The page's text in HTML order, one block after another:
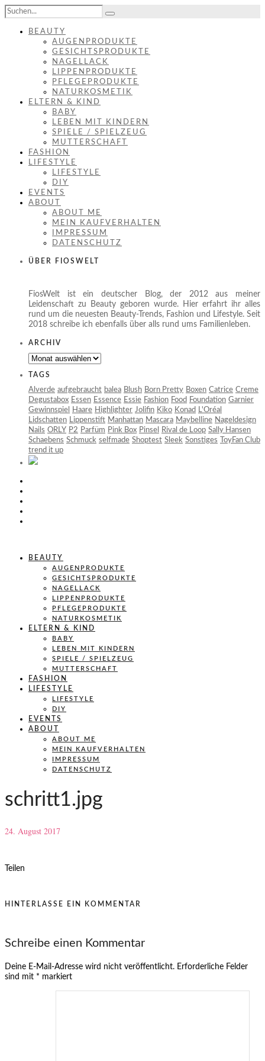
BEAUTY
AUGENPRODUKTE
GESICHTSPRODUKTE
NAGELLACK
LIPPENPRODUKTE
PFLEGEPRODUKTE
NATURKOSMETIK
ELTERN & KIND
BABY
LEBEN MIT KINDERN
SPIELE / SPIELZEUG
MUTTERSCHAFT
FASHION
LIFESTYLE
LIFESTYLE
DIY
EVENTS
ABOUT
ABOUT ME
MEIN KAUFVERHALTEN
IMPRESSUM
DATENSCHUTZ
ÜBER FIOSWELT
FiosWelt ist ein deutscher Blog, der 2012 aus meiner
Leidenschaft zu Beauty geboren wurde. Hier erfahrt ihr alles
rund um die neuesten Beauty-Trends, Fashion und Lifestyle. Seit
2018 schreibe ich ebenfalls über alls rund ums Familienleben.
ARCHIV
Archiv
TAGS
Alverde aufgebraucht balea Blush Born Pretty Boxen Catrice Creme
Degustabox Essen Essence Essie Fashion Food Foundation Garnier
Gewinnspiel
Haare Highlighter Jolifin Kiko Konad L'Oréal
Lidschatten Lippenstift Manhattan Mascara Maybelline Nageldesign
Nails ORLY P2 Parfüm Pink Box Pinsel Rival de Loop Sally Hansen
Schaebens Schmuck selfmade Shoptest Sleek Sonstiges
ToyFan Club
trend it up
BEAUTY
AUGENPRODUKTE
GESICHTSPRODUKTE
NAGELLACK
LIPPENPRODUKTE
PFLEGEPRODUKTE
NATURKOSMETIK
ELTERN & KIND
BABY
LEBEN MIT KINDERN
SPIELE / SPIELZEUG
MUTTERSCHAFT
FASHION
LIFESTYLE
LIFESTYLE
DIY
EVENTS
ABOUT
ABOUT ME
MEIN KAUFVERHALTEN
IMPRESSUM
DATENSCHUTZ
schritt1.jpg
24. August 2017
Teilen
HINTERLASSE EIN KOMMENTAR
Schreibe einen Kommentar
Deine E-Mail-Adresse wird nicht veröffentlicht. Erforderliche Felder
sind mit * markiert